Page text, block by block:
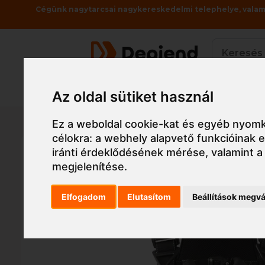
Az oldal sütiket használ
Ez a weboldal cookie-kat és egyéb
célokra:a webhely alapvető funkcióinak
iránti érdeklődésének mérése, valamint
megjelenítése.
Elfogadom Elutasítom Beállítások
Cégünk nagytarcsai nagykereskedelmi telephelye,
Termékek